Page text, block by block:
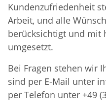
Kundenzufriedenheit
Arbeit, und alle
berücksichtigt und mit
umgesetzt.
Bei Fragen stehen wir
sind per E-Mail unter
per Telefon unter +49